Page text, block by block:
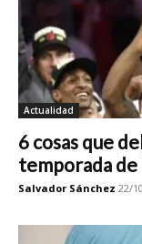
Actualidad
6 cosas que
temporada de
Salvador Sánchez 22/